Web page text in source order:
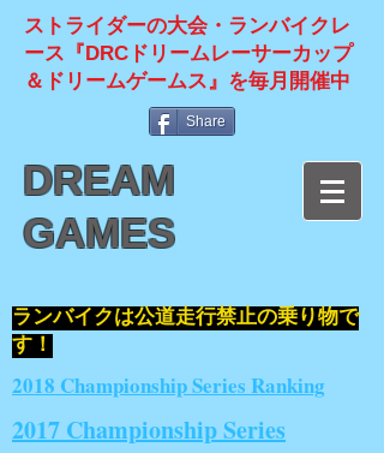
ストライダーの大会・ランバイクレ
ース『DRCドリームレーサーカップ
＆ドリームゲームス』を毎月開催中
Share
DREAM
GAMES
​ランバイクは公道走行禁止の乗り物で
す！
2018 Championship Series Ranking
2017 Championship Series